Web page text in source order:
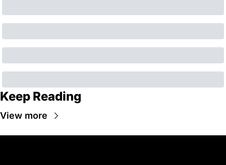
Keep Reading
View more